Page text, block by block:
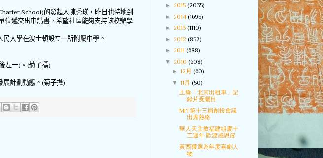
School)的發起人陳秀瑛，昨日也特地到
位遞交出申請書，希望社區能夠支持該校辦學
大學在波士頓設立一所附屬中學。
左一) 。 (菊子攝)
計劃動態。 (菊子攝)
► 2015 (2035)
► 2014 (1695)
► 2013 (1110)
► 2012 (857)
► 2011 (688)
▼ 2010 (608)
►12月(60)
▼11月(50)
王淼「北京出租車」記
錄片受矚目
MIT第十三屆創投會議
出席熱絡
華人天主教福建組慶十
三週年 歡渡感恩節
黃西獲選為年度喜劇人
物